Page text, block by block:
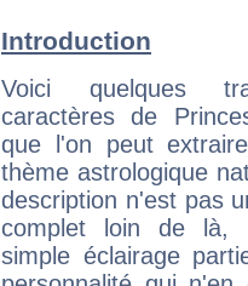
Introduction
Voici quelques
caractères de
que l'on peut
thème astrologique
description n'est pas
complet loin de là,
simple éclairage